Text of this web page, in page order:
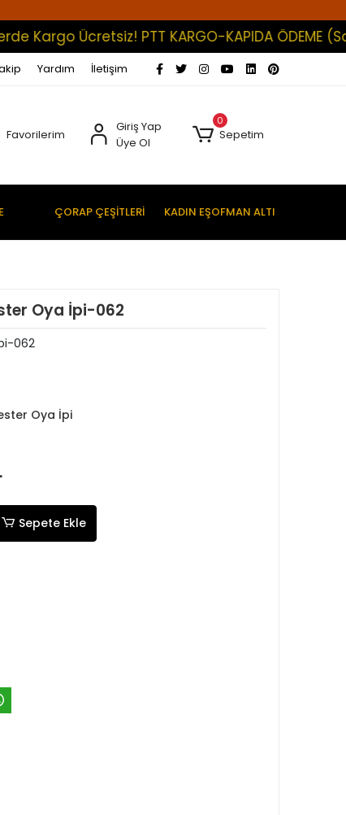
Ücretsiz! PTT KARGO-KAPIDA ÖDEME
Yardım İletişim
Favorilerim
Giriş Yap
Üye Ol
0
Sepetim
ÇORAP ÇEŞİTLERİ KADIN EŞOFMAN ALTI
Oya İpi-062
062
Oya İpi
Sepete Ekle